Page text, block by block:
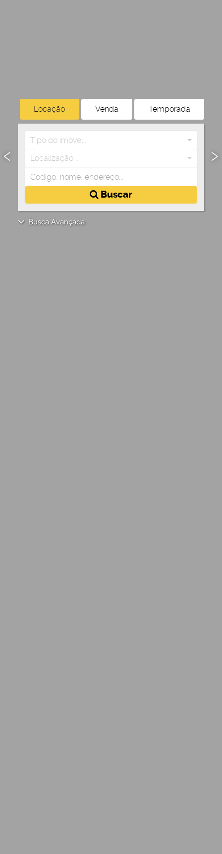
‹ ›
Locação Venda Temporada
Tipo do imóvel...
Localização ...
Buscar
Busca Avançada